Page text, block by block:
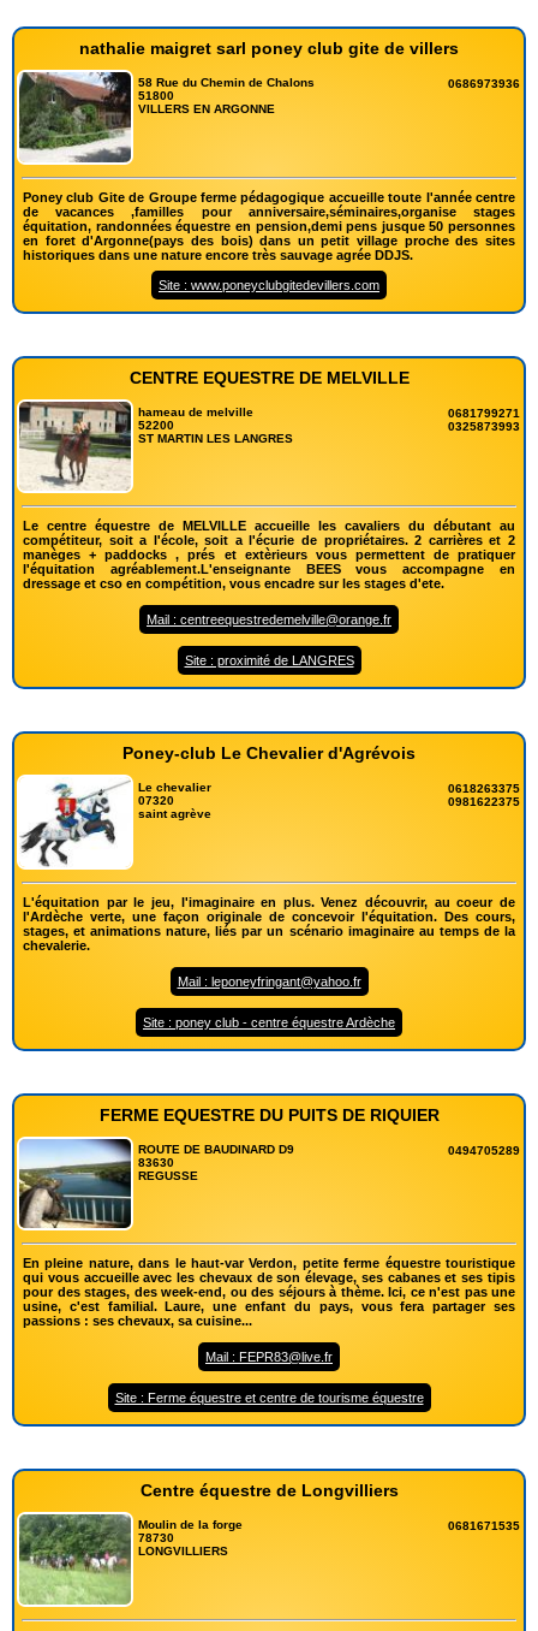
nathalie maigret sarl poney club gite de villers
58 Rue du Chemin de Chalons
51800
VILLERS EN ARGONNE
0686973936
Poney club Gite de Groupe ferme pédagogique accueille toute l'année centre
de vacances ,familles pour anniversaire,séminaires,organise stages
équitation, randonnées équestre en pension,demi pens jusque 50 personnes
en foret d'Argonne(pays des bois) dans un petit village proche des sites
historiques dans une nature encore très sauvage agrée DDJS.
Site : www.poneyclubgitedevillers.com
CENTRE EQUESTRE DE MELVILLE
hameau de melville
52200
ST MARTIN LES LANGRES
0681799271
0325873993
Le centre équestre de MELVILLE accueille les cavaliers du débutant au
compétiteur, soit a l'école, soit a l'écurie de propriétaires. 2 carrières et 2
manèges + paddocks , prés et extèrieurs vous permettent de pratiquer
l'équitation agréablement.L'enseignante BEES vous accompagne en
dressage et cso en compétition, vous encadre sur les stages d'ete.
Mail : centreequestredemelville@orange.fr
Site : proximité de LANGRES
Poney-club Le Chevalier d'Agrévois
Le chevalier
07320
saint agrève
0618263375
0981622375
L'équitation par le jeu, l'imaginaire en plus. Venez découvrir, au coeur de
l'Ardèche verte, une façon originale de concevoir l'équitation. Des cours,
stages, et animations nature, liés par un scénario imaginaire au temps de la
chevalerie.
Mail : leponeyfringant@yahoo.fr
Site : poney club - centre équestre Ardèche
FERME EQUESTRE DU PUITS DE RIQUIER
ROUTE DE BAUDINARD D9
83630
REGUSSE
0494705289
En pleine nature, dans le haut-var Verdon, petite ferme équestre touristique
qui vous accueille avec les chevaux de son élevage, ses cabanes et ses tipis
pour des stages, des week-end, ou des séjours à thème. Ici, ce n'est pas une
usine, c'est familial. Laure, une enfant du pays, vous fera partager ses
passions : ses chevaux, sa cuisine...
Mail : FEPR83@live.fr
Site : Ferme équestre et centre de tourisme équestre
Centre équestre de Longvilliers
Moulin de la forge
78730
LONGVILLIERS
0681671535